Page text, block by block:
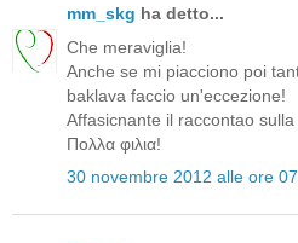
mm_skg ha detto...
Che meraviglia!
Anche se mi piacciono poi
baklava faccio un'eccezione!
Affasicnante il raccontao
Πολλα φιλια!
30 novembre 2012 alle ore